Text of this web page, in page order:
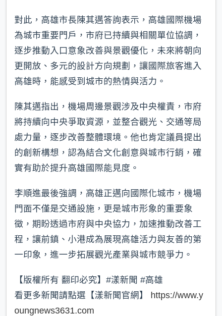
對此，高雄市長陳其邁答詢表示，高雄國際機場
為城市重要門戶，市府已持續與相關單位協調，
逐步推動入口意象改善與景觀優化，未來將朝向
更開放、多元的設計方向規劃，讓國際旅客進入
高雄時，能感受到城市的熱情與活力。
陳其邁指出，機場周邊景觀涉及中央權責，市府
將持續向中央爭取資源，並整合觀光、交通等局
處力量，逐步改善整體環境。他也肯定議員提出
的創新構想，認為結合文化創意與城市行銷，確
實有助於提升高雄國際能見度。
李順進最後強調，高雄正邁向國際化城市，機場
門面不僅是交通設施，更是城市形象的重要象
徵，期盼透過市府與中央協力，加速推動改善工
程，讓前鎮、小港成為展現高雄活力與友善的第
一印象，進一步拓展觀光產業與城市競爭力。
【版權所有 翻印必究】#漾新聞 #高雄
看更多新聞請點選【漾新聞官網】 https://www.y
oungnews3631.com